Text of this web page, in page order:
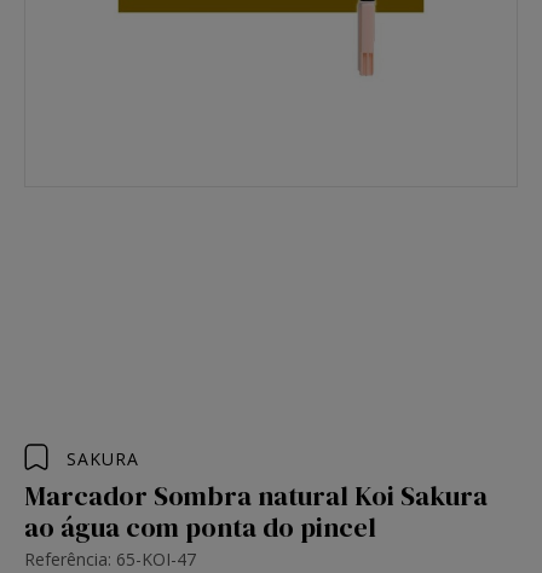
SAKURA
Marcador Sombra natural Koi Sakura
ao água com ponta do pincel
Referência: 65-KOI-47